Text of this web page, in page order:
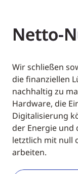
Netto-
Wir schließen
die finanziellen
nachhaltig zu
Hardware, die
Digitalisierung
der Energie und
letztlich mit null
arbeiten.